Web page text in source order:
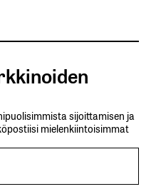
uutiskirje
sijoittamisen ja
mielenkiintoisimmat